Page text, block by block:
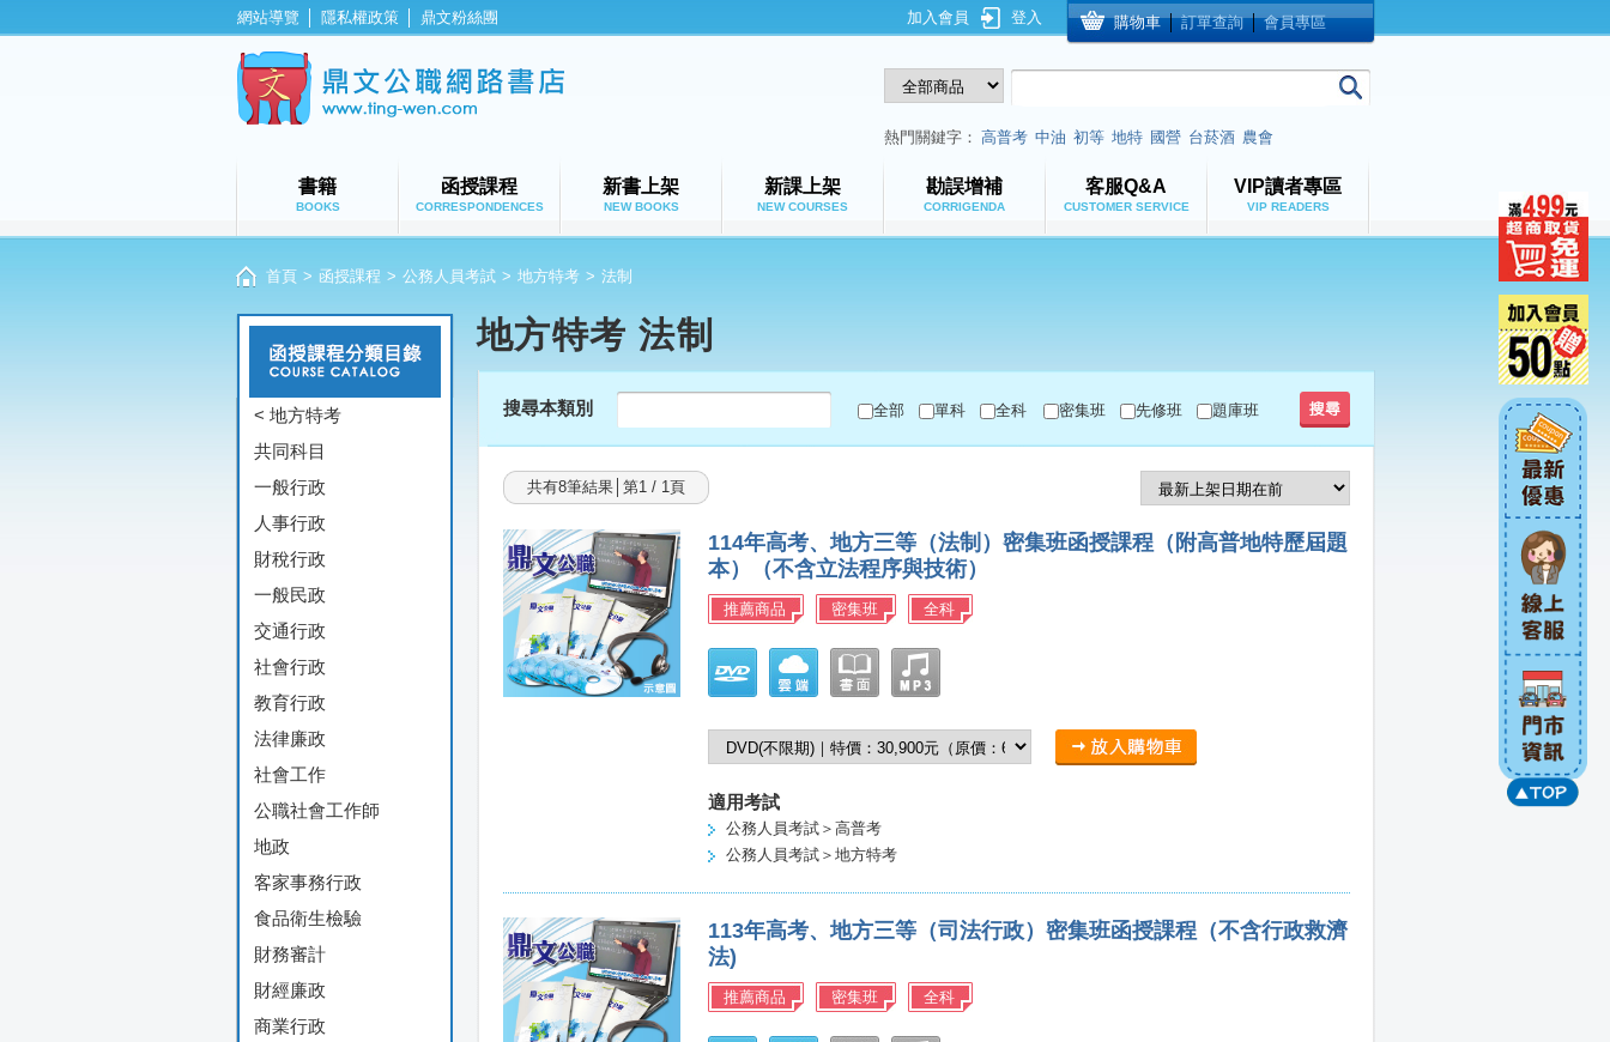
網站導覽 隱私權政策 鼎文粉絲團 購物車 │訂單查詢 │會員專區
登入
加入會員
鼎文公職網路書店
熱門關鍵字： 高普考 中油 初等 地特 國營 台菸酒 農會
書籍
BOOKS
函授課程
CORRESPONDENCES
新書上架
NEW BOOKS
新課上架
NEW COURSES
勘誤增補
CORRIGENDA
客服Q&A
CUSTOMER SERVICE
VIP讀者專區
VIP READERS
首頁 > 函授課程 > 公務人員考試 > 地方特考 > 法制
< 地方特考
共同科目
一般行政
人事行政
財稅行政
一般民政
交通行政
社會行政
教育行政
法律廉政
社會工作
公職社會工作師
地政
客家事務行政
食品衛生檢驗
財務審計
財經廉政
商業行政
地方特考 法制
搜尋本類別 全部 單科 全科 密集班 先修班 題庫班
共有8筆結果│第1 / 1頁
114年高考、地方三等（法制）密集班函授課程（附高普地特歷屆題
本）（不含立法程序與技術）
推薦商品 密集班 全科
適用考試
公務人員考試＞高普考
公務人員考試＞地方特考
113年高考、地方三等（司法行政）密集班函授課程（不含行政救濟
法)
推薦商品 密集班 全科